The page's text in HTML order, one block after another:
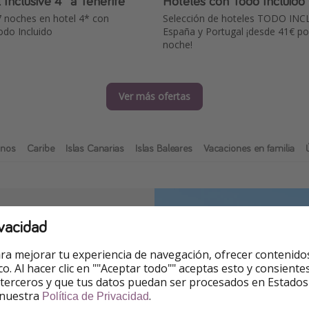
noches en hotel 4* con
Incluido
Selección de hoteles TODO
España y Portugal ¡desde 41€
noche!
Ver más ofertas
Caribe Islas Canarias Islas Baleares Vacaciones en familia
en 2 clics
costa que más te
Desde la Costa
de playa perfecto para
reservahoteles todo
mejorar tu experiencia de navegación, ofrecer
Al hacer clic en ""Aceptar todo"" aceptas esto y
y que tus datos puedan ser procesados en Estados
Política de Privacidad.